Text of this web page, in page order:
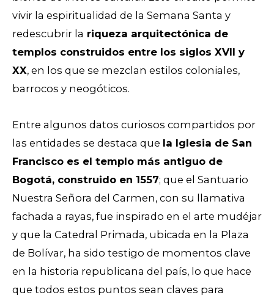
vivir la espiritualidad de la Semana Santa y
redescubrir la riqueza arquitectónica de
templos construidos entre los siglos XVII y
XX, en los que se mezclan estilos coloniales,
barrocos y neogóticos.
Entre algunos datos curiosos compartidos por
las entidades se destaca que la Iglesia de San
Francisco es el templo más antiguo de
Bogotá, construido en 1557; que el Santuario
Nuestra Señora del Carmen, con su llamativa
fachada a rayas, fue inspirado en el arte mudéjar
y que la Catedral Primada, ubicada en la Plaza
de Bolívar, ha sido testigo de momentos clave
en la historia republicana del país, lo que hace
que todos estos puntos sean claves para